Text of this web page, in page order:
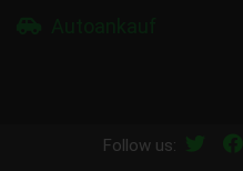
Follow us: